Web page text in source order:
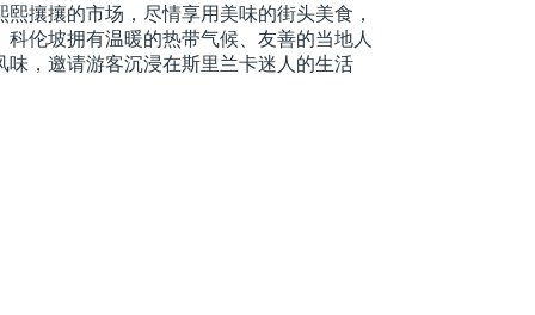
攘攘的市场，尽情享用美味的街头美食，
伦坡拥有温暖的热带气候、友善的当地人
味，邀请游客沉浸在斯里兰卡迷人的生活